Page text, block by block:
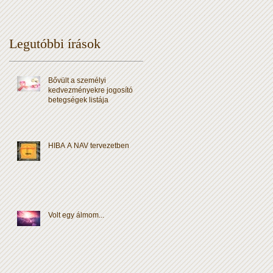
Legutóbbi írások
Bővült a személyi
kedvezményekre jogosító
betegségek listája
HIBA A NAV tervezetben
Volt egy álmom...